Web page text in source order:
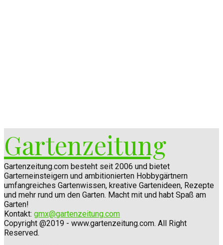
Gartenzeitung
Gartenzeitung.com besteht seit 2006 und bietet
Garterneinsteigern und ambitionierten Hobbygärtnern
umfangreiches Gartenwissen, kreative Gartenideen, Rezepte
und mehr rund um den Garten. Macht mit und habt Spaß am
Garten!
Kontakt: gmx@gartenzeitung.com
Copyright @2019 - www.gartenzeitung.com. All Right
Reserved.